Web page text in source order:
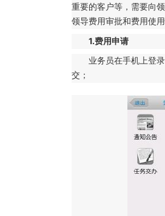
重要的客户等，需要向
领导费用审批和费用使用
1.费用申请
业务员在手机上登
交；